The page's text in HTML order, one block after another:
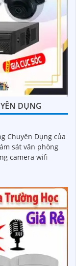
DỤNG
Chuyên Dụng của
sát văn phòng